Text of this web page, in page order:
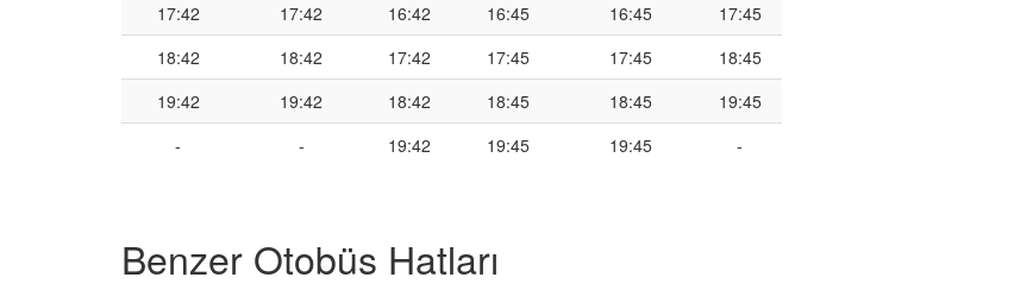
17:42
17:42 16:42 16:45 16:45
17:45
18:42
18:42 17:42 17:45 17:45
18:45
19:42
19:42 18:42 18:45 18:45
19:45
-
- 19:42 19:45 19:45 -
Benzer Otobüs Hatları